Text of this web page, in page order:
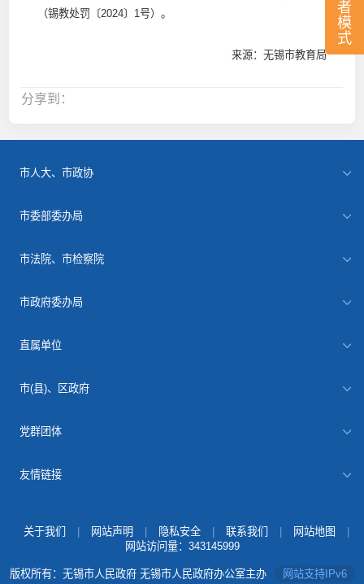
者
模
式
（锡教处罚〔2024〕1号）。
来源：无锡市教育局
分享到：
市人大、市政协
市委部委办局
市法院、市检察院
市政府委办局
直属单位
市(县)、区政府
党群团体
友情链接
关于我们 网站声明 隐私安全 联系我们 网站地图
网站访问量： 343145999
版权所有：无锡市人民政府 无锡市人民政府办公室主办 网站支持IPv6